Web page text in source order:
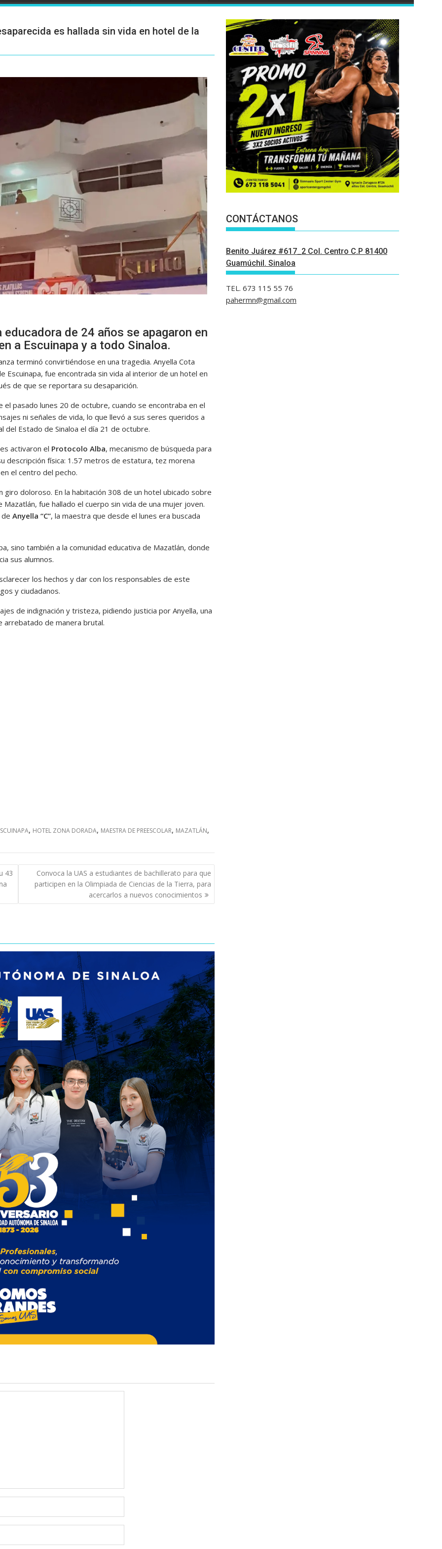
es hallada sin vida en hotel de la
de 24 años se apagaron en
a Escuinapa y a todo Sinaloa.
terminó convirtiéndose en una tragedia. Anyella Cota
fue encontrada sin vida al interior de un hotel en
de que se reportara su desaparición.
pasado lunes 20 de octubre, cuando se encontraba en el
ni señales de vida, lo que llevó a sus seres queridos a
del Estado de Sinaloa el día 21 de octubre.
activaron el Protocolo Alba, mecanismo de búsqueda para
descripción física: 1.57 metros de estatura, tez morena
el centro del pecho.
doloroso. En la habitación 308 de un hotel ubicado sobre
fue hallado el cuerpo sin vida de una mujer joven.
Anyella “C”, la maestra que desde el lunes era buscada
sino también a la comunidad educativa de Mazatlán, donde
sus alumnos.
los hechos y dar con los responsables de este
y ciudadanos.
de indignación y tristeza, pidiendo justicia por Anyella, una
arrebatado de manera brutal.
, HOTEL ZONA DORADA, MAESTRA DE PREESCOLAR, MAZATLÁN,
43
Convoca la UAS a estudiantes de bachillerato para que
participen en la Olimpiada de Ciencias de la Tierra, para
acercarlos a nuevos conocimientos
CONTÁCTANOS
Benito Juárez #617_2 Col. Centro C.P 81400
Guamúchil. Sinaloa
TEL. 673 115 55 76
pahermn@gmail.com